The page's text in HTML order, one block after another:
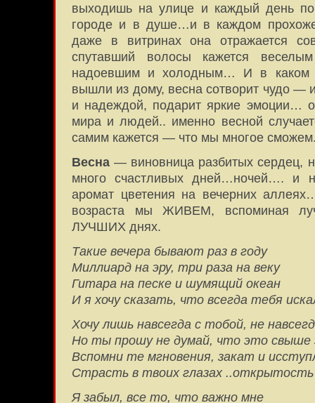
выходишь на улице и каждый день
городе и в душе…и в каждом
даже в витринах она отражается
спутавший волосы кажется
надоевшим и холодным… И в каком
вышли из дому, весна сотворит чудо —
и надеждой, подарит яркие эмоции…
мира и людей.. именно весной
самим кажется — что мы многое
Весна — виновница разбитых сердец,
много счастливых дней…ночей…. и
аромат цветения на вечерних
возраста мы ЖИВЕМ, вспоминая
ЛУЧШИХ днях.
Такие вечера бывают раз в году
Миллиард на эру, три раза на веку
Гитара на песке и шумящий океан
И я хочу сказать, что всегда тебя
Хочу лишь навсегда с тобой, не
Но ты прошу не думай, что это свыше
Вспомни те мгновения, закат и
Страсть в твоих глазах
Я забыл, все то, что важно мне